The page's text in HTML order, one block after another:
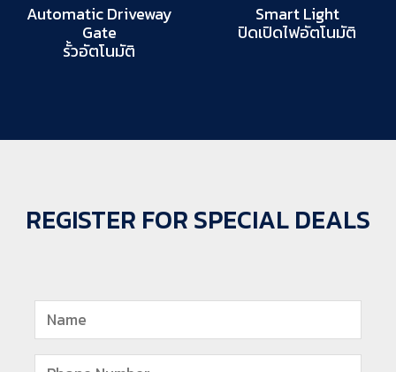
Automatic Driveway
Gate
รั้วอัตโนมัติ
Smart Light
ปิดเปิดไฟอัตโนมัติ
REGISTER FOR SPECIAL DEALS